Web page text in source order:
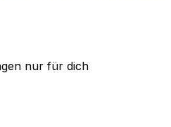
nur für dich